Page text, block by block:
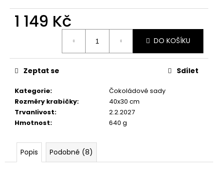
1 149 Kč
DO KOŠÍKU
Kategorie:
Čokoládové sady
Rozměry krabičky:
40x30 cm
Trvanlivost:
2.2.2027
Hmotnost: 640 g
Zeptat se Sdílet
Popis Podobné (8)
o
u
e
m
e